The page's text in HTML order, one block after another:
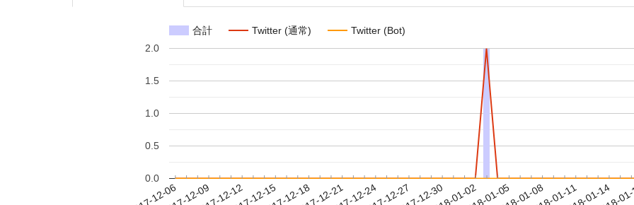
合計 Twitter (通常) Twitter (Bot)
0.0
0.5
1.0
1.5
2.0